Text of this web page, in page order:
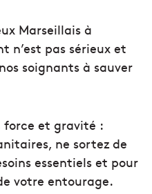
Marseillais à
n’est pas sérieux et
soignants à sauver
force et gravité :
ne sortez de
essentiels et pour
votre entourage.